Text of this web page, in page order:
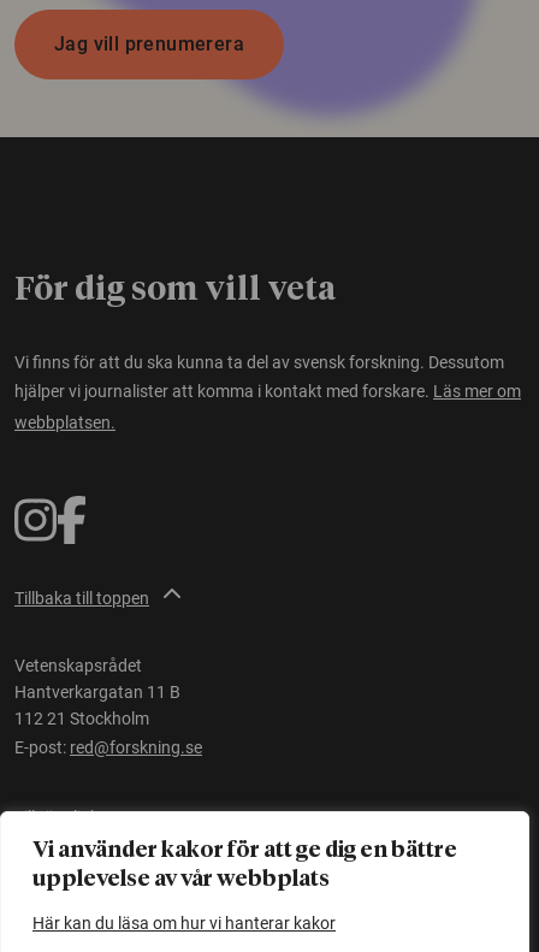
Vi använder kakor för att ge dig en bättre
upplevelse av vår webbplats
Här kan du läsa om hur vi hanterar kakor
Jag vill prenumerera
För dig som vill veta
Vi finns för att du ska kunna ta del av svensk forskning. Dessutom
hjälper vi journalister att komma i kontakt med forskare. Läs mer om
webbplatsen.
Tillbaka till toppen
Vetenskapsrådet
Hantverkargatan 11 B
112 21 Stockholm
E-post: red@forskning.se
Tillgänglighet
Ett initiativ avVetenskapsrådet